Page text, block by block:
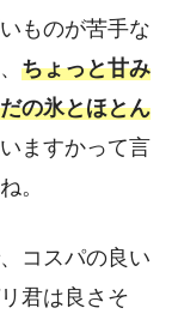
ものが苦手な
ちょっと甘み
の氷とほとん
ますかって言
。
コスパの良い
君は良さそ